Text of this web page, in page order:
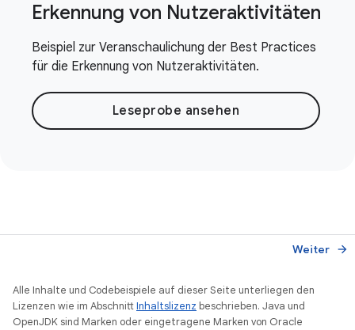
Erkennung von Nutzeraktivitäten
Beispiel zur Veranschaulichung der Best Practices
für die Erkennung von Nutzeraktivitäten.
Leseprobe ansehen
Weiter arrow_forward
Alle Inhalte und Codebeispiele auf dieser Seite unterliegen den
Lizenzen wie im AbschnittInhaltslizenz beschrieben. Java und
OpenJDK sind Marken oder eingetragene Marken von Oracle